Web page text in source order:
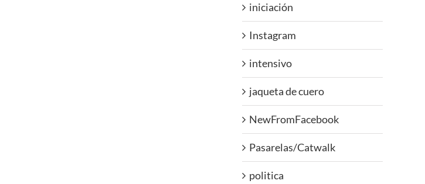
iniciación
Instagram
intensivo
jaqueta de cuero
NewFromFacebook
Pasarelas/Catwalk
politica